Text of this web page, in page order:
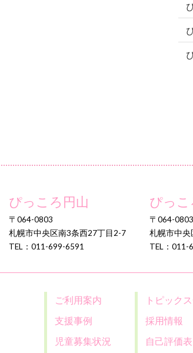
ぴっころ円山
〒064-0803
札幌市中央区南3条西27丁目2-7
TEL：011-699-6591
ぴっこ
〒064-0803
札幌市中
TEL：011-
ご利用案内
支援事例
児童募集状況
トピック
採用情報
自己評価表